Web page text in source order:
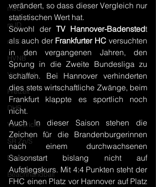
mJC
mJD
mJE
HVNB
Vorstand
Freizeit
DHB
Vorbericht
SR Zn/S
Ehrenamt
Beachhandball
verändert, so dass dieser Vergleich nur
statistischen Wert hat.
Sowohl der TV Hannover-Badenstedt
als auch der Frankfurter HC versuchten
in den vergangenen Jahren, den
Sprung in die Zweite Bundesliga zu
schaffen. Bei Hannover verhinderten
dies stets wirtschaftliche Zwänge, beim
Frankfurt klappte es sportlich noch
nicht.
Auch in dieser Saison stehen die
Zeichen für die Brandenburgerinnen
nach einem durchwachsenen
Saisonstart bislang nicht auf
Aufstiegskurs. Mit 4:4 Punkten steht der
FHC einen Platz vor Hannover auf Platz